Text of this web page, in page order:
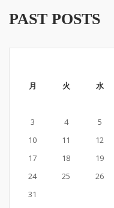
PAST POSTS
月 火 水
3
4 5
10
11 12
17
18 19
24
25 26
31